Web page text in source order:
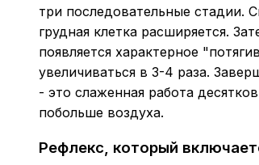
три последовательные стадии.
грудная клетка расширяется.
появляется характерное
увеличиваться в 3-4 раза.
- это слаженная работа
побольше воздуха.
Рефлекс, который